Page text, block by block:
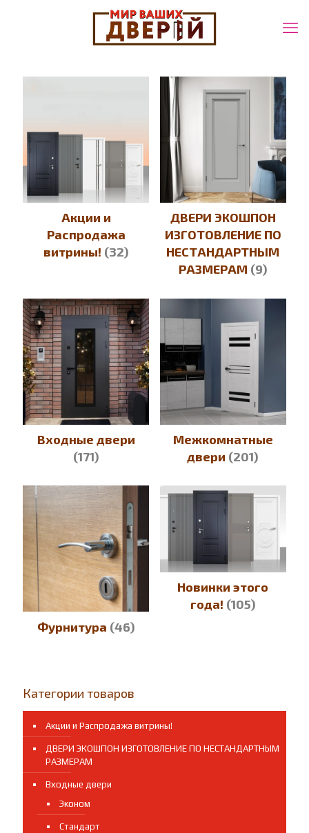
Акции и
Распродажа
витрины! (32)
ДВЕРИ ЭКОШПОН
ИЗГОТОВЛЕНИЕ ПО
НЕСТАНДАРТНЫМ
РАЗМЕРАМ (9)
Входные двери
(171)
Межкомнатные
двери (201)
Фурнитура (46)
Новинки этого
года! (105)
Категории товаров
Акции и Распродажа витрины!
ДВЕРИ ЭКОШПОН ИЗГОТОВЛЕНИЕ ПО НЕСТАНДАРТНЫМ
РАЗМЕРАМ
Входные двери
Эконом
Стандарт